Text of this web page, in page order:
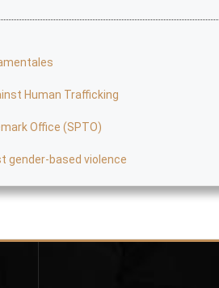
Human Trafficking
Office (SPTO)
gender-based violence